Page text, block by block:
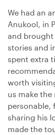
We had an
Anukool, in
and brought
stories and
spent extra
worth
us make
personable,
sharing his
made the